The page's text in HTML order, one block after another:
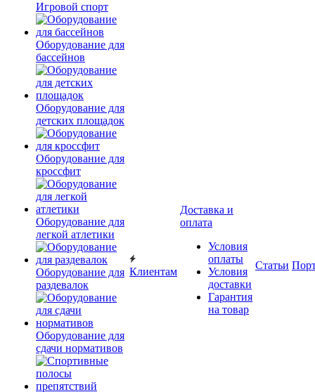
Игровой спорт
Оборудование для
бассейнов
Оборудование для
детских площадок
Оборудование для
кроссфит
Оборудование для
легкой атлетики
Оборудование для
раздевалок
Оборудование для
сдачи нормативов
Клиентам
Доставка и
оплата
Условия
оплаты
Условия
доставки
Гарантия
на товар
Статьи